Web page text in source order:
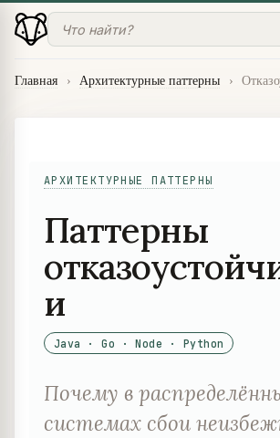
Главная › Архитектурные паттерны ›
АРХИТЕКТУРНЫЕ ПАТТЕРНЫ
Паттерны
и
Java · Go · Node · Python
Почему в
системах сбои